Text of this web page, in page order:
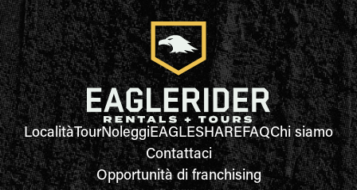
LocalitàTourNoleggiEAGLESHAREFAQChi siamo
Contattaci
Opportunità di franchising